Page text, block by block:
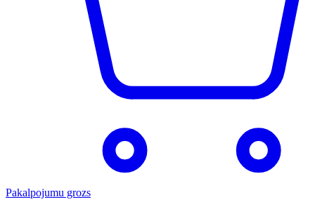
Pakalpojumu grozs